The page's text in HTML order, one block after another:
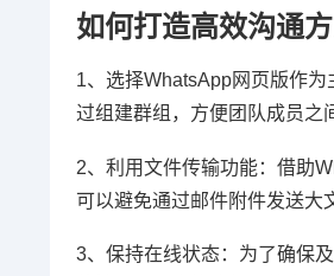
如何打造高效沟通
1、选择WhatsApp网页版作
过组建群组，方便团队成员之
2、利用文件传输功能：借助
可以避免通过邮件附件发送大
3、保持在线状态：为了确保